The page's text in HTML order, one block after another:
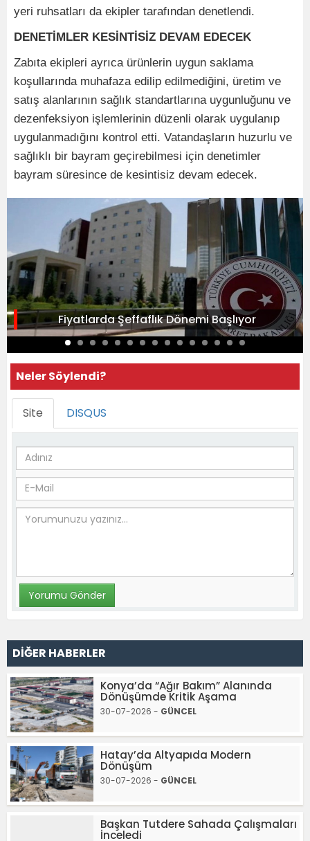
yeri ruhsatları da ekipler tarafından denetlendi.
DENETİMLER KESİNTİSİZ DEVAM EDECEK
Zabıta ekipleri ayrıca ürünlerin uygun saklama
koşullarında muhafaza edilip edilmediğini, üretim ve
satış alanlarının sağlık standartlarına uygunluğunu ve
dezenfeksiyon işlemlerinin düzenli olarak uygulanıp
uygulanmadığını kontrol etti. Vatandaşların huzurlu ve
sağlıklı bir bayram geçirebilmesi için denetimler
bayram süresince de kesintisiz devam edecek.
Fiyatlarda Şeffaflık Dönemi Başlıyor
Neler Söylendi?
Site DISQUS
DİĞER HABERLER
Konya’da “Ağır Bakım” Alanında
Dönüşümde Kritik Aşama
30-07-2026 - GÜNCEL
Hatay’da Altyapıda Modern
Dönüşüm
30-07-2026 - GÜNCEL
Başkan Tutdere Sahada Çalışmaları
İnceledi